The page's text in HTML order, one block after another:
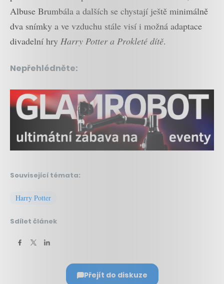
Albuse Brumbála a dalších se chystají ještě minimálně
dva snímky a ve vzduchu stále visí i možná adaptace
divadelní hry Harry Potter a Prokleté dítě.
Nepřehlédněte:
Související témata:
Harry Potter
Sdílet článek
Přejít do diskuze